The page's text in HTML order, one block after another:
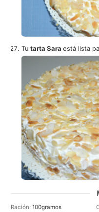
Tu tarta Saraestá lista
Ración:100gramos